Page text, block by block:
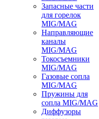
Запасные части
для горелок
MIG/MAG
Направляющие
каналы
MIG/MAG
Токосъемники
MIG/MAG
Газовые сопла
MIG/MAG
Пружины для
сопла MIG/MAG
Диффузоры